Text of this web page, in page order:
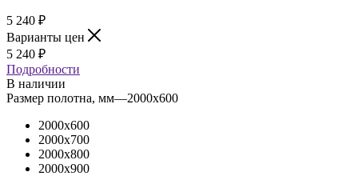
5 240 ₽
Варианты цен
5 240 ₽
Подробности
В наличии
Размер полотна, мм—2000x600
2000x600
2000x700
2000x800
2000x900